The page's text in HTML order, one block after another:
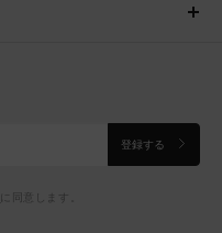
登録する
に同意します。